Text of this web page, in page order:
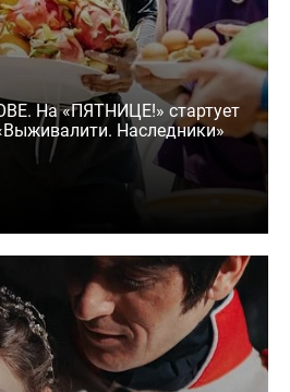
На «ПЯТНИЦЕ!» стартует
Наследники»